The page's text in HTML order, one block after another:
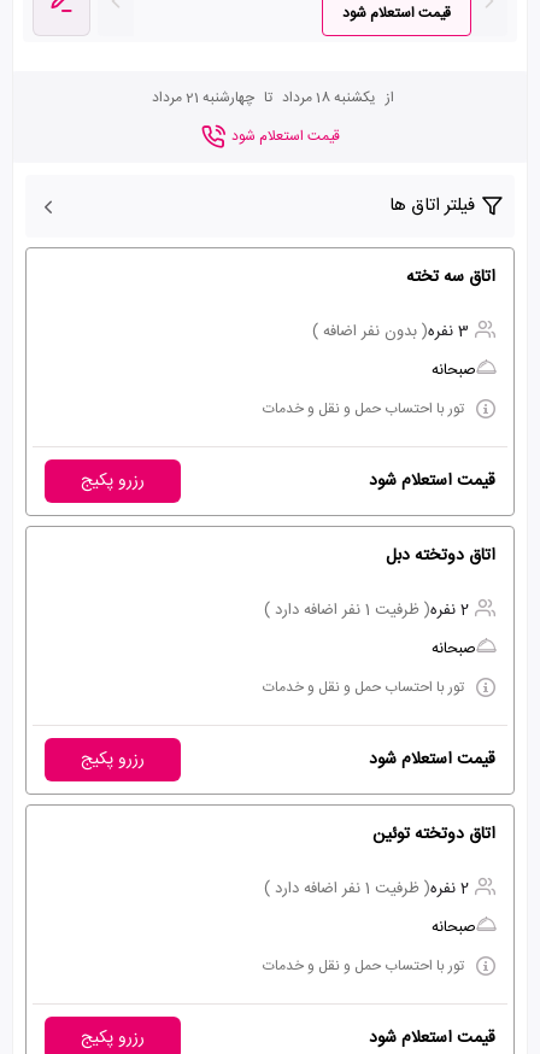
قیمت استعلام شود
از یکشنبه 18 مرداد تا چهارشنبه 21 مرداد
قیمت استعلام شود
فیلتر اتاق ها
اتاق سه تخته
3 نفره
( بدون نفر اضافه )
صبحانه
تور با احتساب حمل و نقل و خدمات
قیمت استعلام شود رزرو پکیج
اتاق دوتخته دبل
2 نفره
( ظرفیت 1 نفر اضافه دارد )
صبحانه
تور با احتساب حمل و نقل و خدمات
قیمت استعلام شود رزرو پکیج
اتاق دوتخته توئین
2 نفره
( ظرفیت 1 نفر اضافه دارد )
صبحانه
تور با احتساب حمل و نقل و خدمات
قیمت استعلام شود رزرو پکیج